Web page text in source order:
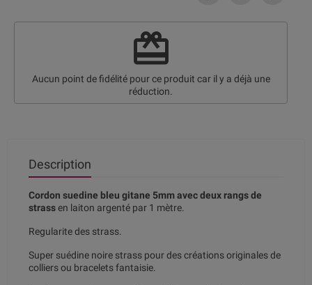
redeem
Aucun point de fidélité pour ce produit car il y a déjà une
réduction.
Description
Cordon suedine bleu gitane 5mm avec deux rangs de
strassen laiton argenté par 1 mètre.
Regularite des strass.
Super suédine noire strass pour des créations originales de
colliers ou bracelets fantaisie.